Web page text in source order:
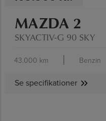
MAZDA 2
SKYACTIV-G 90 SKY
43.000 km Benzin
Se specifikationer